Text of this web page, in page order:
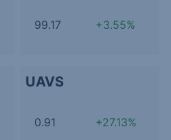
99.17 +3.55%
UAVS
0.91 +27.13%